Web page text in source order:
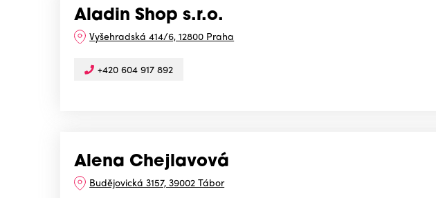
Aladin Shop s.r.o.
Vyšehradská 414/6, 12800 Praha
+420 604 917 892
Alena Chejlavová
Budějovická 3157, 39002 Tábor